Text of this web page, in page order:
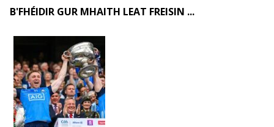
B'FHÉIDIR GUR MHAITH LEAT FREISIN ...